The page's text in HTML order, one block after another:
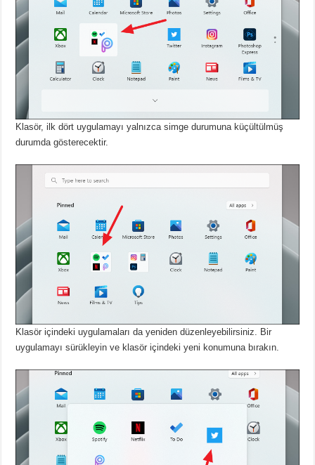
Klasör, ilk dört uygulamayı yalnızca simge durumuna küçültülmüş
durumda gösterecektir.
Klasör içindeki uygulamaları da yeniden düzenleyebilirsiniz. Bir
uygulamayı sürükleyin ve klasör içindeki yeni konumuna bırakın.